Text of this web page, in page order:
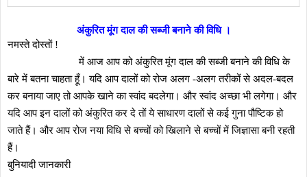
अंकुरित मूंग दाल की सब्जी बनाने की विधि ।
नमस्ते दोस्तों !
में आज आप को अंकुरित मूंग दाल की सब्जी बनाने की विधि के
बारे में बतना चाहता हूँ। यदि आप दालों को रोज अलग -अलग तरीकों से अदल-बदल
कर बनाया जाए तो आपके खाने का स्वांद बदलेगा। और स्वांद अच्छा भी लगेगा। और
यदि आप इन दालों को अंकुरित कर दे तों ये साधारण दालों से कई गुना पौष्टिक हो
जाते हैं। और आप रोज नया विधि से बच्चों को खिलाने से बच्चों में जिज्ञासा बनी रहती
हैं।
बुनियादी जानकारी